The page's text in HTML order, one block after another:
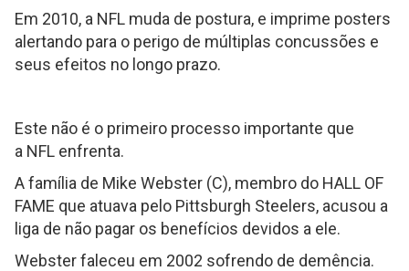
Em 2010, a NFL muda de postura, e imprime posters
alertando para o perigo de múltiplas concussões e
seus efeitos no longo prazo.
Este não é o primeiro processo importante que
a NFL enfrenta.
A família de Mike Webster (C), membro do HALL OF
FAME que atuava pelo Pittsburgh Steelers, acusou a
liga de não pagar os benefícios devidos a ele.
Webster faleceu em 2002 sofrendo de demência.